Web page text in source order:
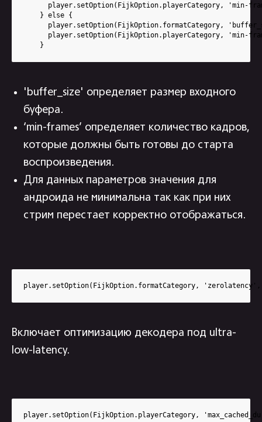
player.setOption(FijkOption.playerCategory, 'min-
    } else {
player.setOption(FijkOption.formatCategory,
player.setOption(FijkOption.playerCategory, 'min-
    }
'buffer_size' определяет размер входного
буфера.
‘min-frames’ определяет количество кадров,
которые должны быть готовы до старта
воспроизведения.
Для данных параметров значения для
андроида не минимальна так как при них
стрим перестает корректно отображаться.
player.setOption(FijkOption.formatCategory,
Включает оптимизацию декодера под ultra-
low-latency.
player.setOption(FijkOption.playerCategory,